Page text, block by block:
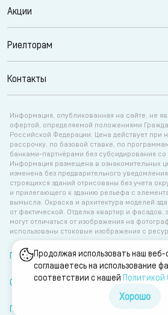
Продолжая использовать наш веб-
соглашаетесь на использование
соответствии с нашей Политикой
Хорошо
Акции
Риелторам
Контакты
Информация, опубликованная на сайте, не
офертой, определяемой положениями
Российской Федерации. Цена действует при
рассрочку, по базовой ставке, по
банками-партнёрами без субсидирования со
Информация размещена в ознакомительных
изменена без предварительного
строящихся зданий отрисованы без учета
и прилегающего к зданию рельефа с
вымысла. Окраска и архитектура моделей
от фактической. Отделка квартир и фасадов,
могут отличаться от изображения на
использованы стоковые изображения с
Политика об обработке персональных
Согласие на обработку персональных
Политика об обработке файлов cookie